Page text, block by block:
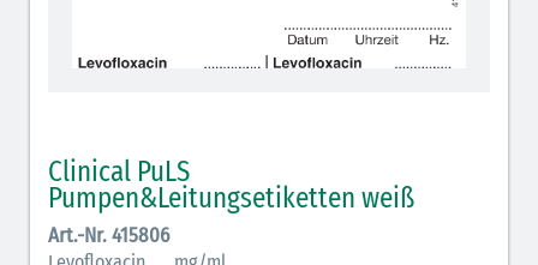
Antihypertonika/Vasodilatantien (hellviolett
Antiemetika (salmon)
Verschiedene Medikamente (weiß)
Clinical PuLS
Pumpen&Leitungsetiketten weiß
Art.-Nr. 415806